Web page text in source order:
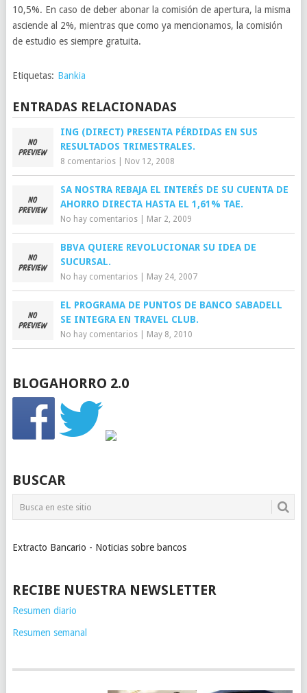
10,5%. En caso de deber abonar la comisión de apertura, la misma
asciende al 2%, mientras que como ya mencionamos, la comisión
de estudio es siempre gratuita.
Etiquetas: Bankia
ENTRADAS RELACIONADAS
ING (DIRECT) PRESENTA PÉRDIDAS EN SUS
RESULTADOS TRIMESTRALES.
8 comentarios| Nov 12, 2008
SA NOSTRA REBAJA EL INTERÉS DE SU CUENTA DE
AHORRO DIRECTA HASTA EL 1,61% TAE.
No hay comentarios| Mar 2, 2009
BBVA QUIERE REVOLUCIONAR SU IDEA DE
SUCURSAL.
No hay comentarios| May 24, 2007
EL PROGRAMA DE PUNTOS DE BANCO SABADELL
SE INTEGRA EN TRAVEL CLUB.
No hay comentarios| May 8, 2010
BLOGAHORRO 2.0
BUSCAR
Extracto Bancario - Noticias sobre bancos
RECIBE NUESTRA NEWSLETTER
Resumen diario
Resumen semanal